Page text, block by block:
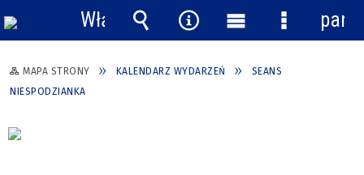
MAPA STRONY KALENDARZ WYDARZEŃ
SEANS
NIESPODZIANKA
Włącz
powiadomienia
Wyszukiwarka
Narzędzia
Menu
główne
Menu
panel